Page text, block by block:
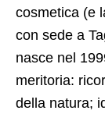
cosmetica (e
con sede a
nasce nel
meritoria:
della natura;